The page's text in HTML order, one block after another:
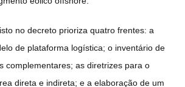
no decreto prioriza quatro frentes: a
de plataforma logística; o inventário de
complementares; as diretrizes para o
direta e indireta; e a elaboração de um